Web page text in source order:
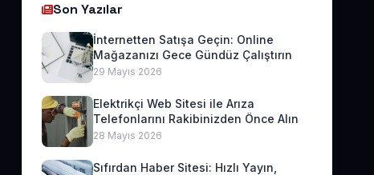
Son Yazılar
İnternetten Satışa Geçin: Online
Mağazanızı Gece Gündüz Çalıştırın
29 Mayıs 2026
Elektrikçi Web Sitesi ile Arıza
Telefonlarını Rakibinizden Önce Alın
28 Mayıs 2026
Sıfırdan Haber Sitesi: Hızlı Yayın,